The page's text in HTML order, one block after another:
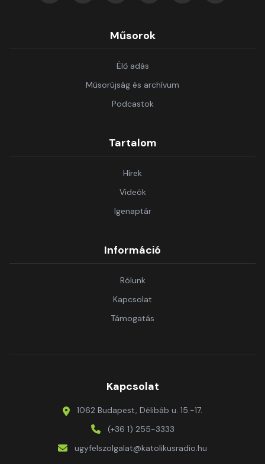
Műsorok
Élő adás
Műsorújság és archívum
Podcastok
Tartalom
Hírek
Videók
Igenaptár
Információ
Rólunk
Kapcsolat
Támogatás
Kapcsolat
1062 Budapest, Délibáb u. 15.-17.
(+36 1) 255-3333
ugyfelszolgalat@katolikusradio.hu